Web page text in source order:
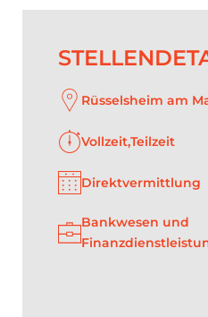
Rüsselsheim am
Vollzeit,Teilzeit
Direktvermittlung
Bankwesen und